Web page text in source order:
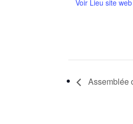
Voir Lieu site web
Assemblée